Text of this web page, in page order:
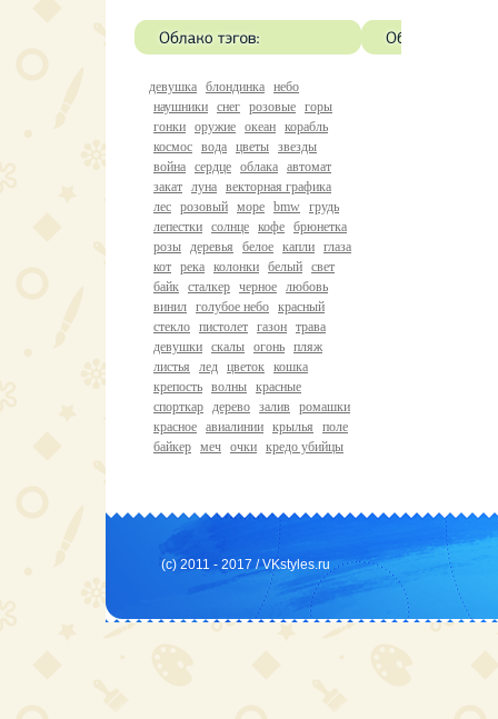
девушка блондинка небо
наушники снег розовые горы
гонки оружие океан корабль
космос вода цветы звезды
война сердце облака автомат
закат луна векторная графика
лес розовый море bmw грудь
лепестки солнце кофе брюнетка
розы деревья белое капли глаза
кот река колонки белый свет
байк сталкер черное любовь
винил голубое небо красный
стекло пистолет газон трава
девушки скалы огонь пляж
листья
лед цветок кошка
крепость волны красные
спорткар дерево залив ромашки
красное авиалинии крылья
поле
байкер меч очки кредо убийцы
(c) 2011 - 2017 /VKstyles.ru